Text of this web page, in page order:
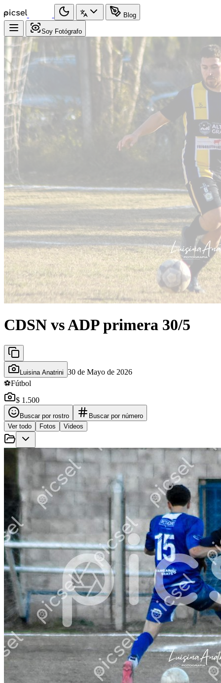
Blog
Soy Fotógrafo
CDSN vs ADP primera 30/5
Luisina Anatrini 30 de Mayo de 2026
⚽Fútbol
$ 1.500
Buscar por rostro
Buscar por número
Ver todo
Fotos Videos